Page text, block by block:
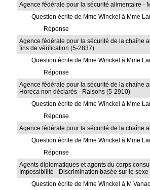
Agence fédérale pour la sécurité alimentaire -
Question écrite de Mme Winckel à Mme
Réponse
Agence fédérale pour la sécurité de la chaîne
fins de vérification (5-2837)
Question écrite de Mme Winckel à Mme
Réponse
Agence fédérale pour la sécurité de la chaîne
Horeca non déclarés - Raisons (5-2910)
Question écrite de Mme Winckel à Mme
Réponse
Agence fédérale pour la sécurité de la chaîne
Question écrite de Mme Winckel à Mme
Réponse
Agents diplomatiques et agents du corps
Impossibilité - Discrimination basée sur le
Question écrite de Mme Winckel à M